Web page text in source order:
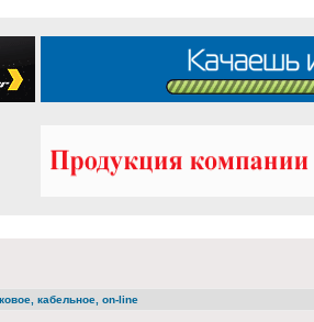
кабельное, on-line